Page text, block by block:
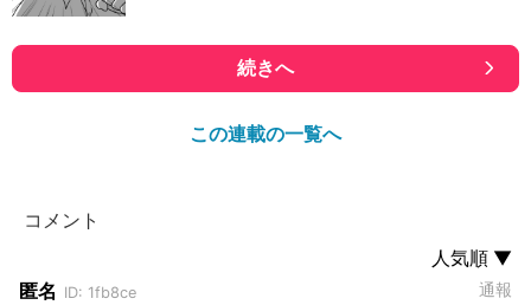
続きへ
この連載の一覧へ